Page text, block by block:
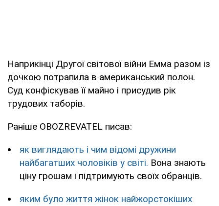
Наприкінці Другої світової війни Емма разом із
дочкою потрапила в американський полон.
Суд конфіскував її майно і присудив рік
трудових таборів.
Раніше OBOZREVATEL писав:
як виглядають і чим відомі дружини
найбагатших чоловіків у світі. Вона знають
ціну грошам і підтримують своїх обранців.
яким було життя жінок найжорстокіших